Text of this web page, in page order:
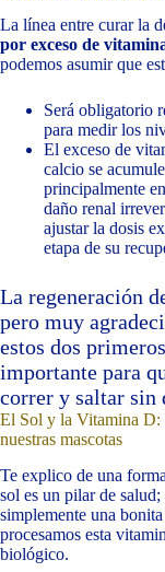
La línea entre curar la
por exceso de
podemos asumir que
Será obligatorio
para medir los
El exceso de
calcio se
principalmente
daño renal
ajustar la dosis
etapa de su
La regeneración
pero muy
estos dos
importante para
correr y saltar sin
El Sol y la Vitamina D:
nuestras mascotas
Te explico de una
sol es un pilar de
simplemente una
procesamos esta
biológico.